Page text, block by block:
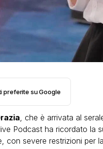
preferite su Google
, che è arrivata al
Podcast ha ricordato la
con severe restrizioni per